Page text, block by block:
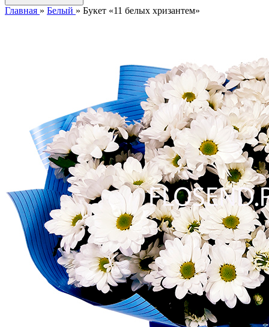
Главная » Белый » Букет «11 белых хризантем»